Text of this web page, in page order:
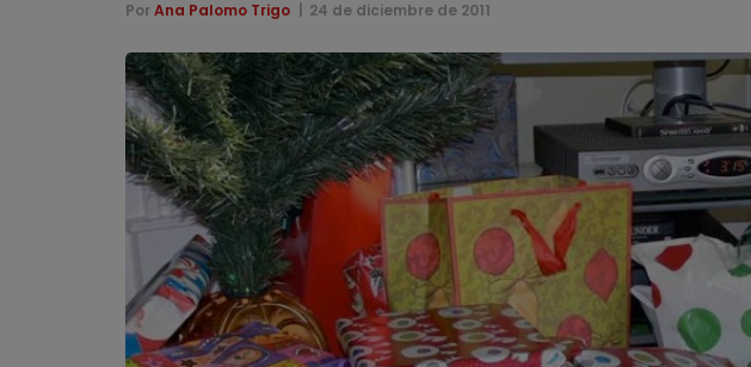
Por Ana Palomo Trigo 24 de diciembre de 2011